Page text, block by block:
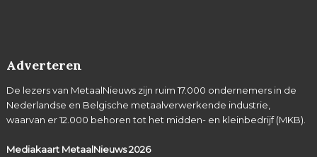
Adverteren
De lezers van MetaalNieuws zijn ruim 17.000 ondernemers in de
Nederlandse en Belgische metaalverwerkende industrie,
waarvan er 12.000 behoren tot het midden- en kleinbedrijf (MKB).
Mediakaart MetaalNieuws2026